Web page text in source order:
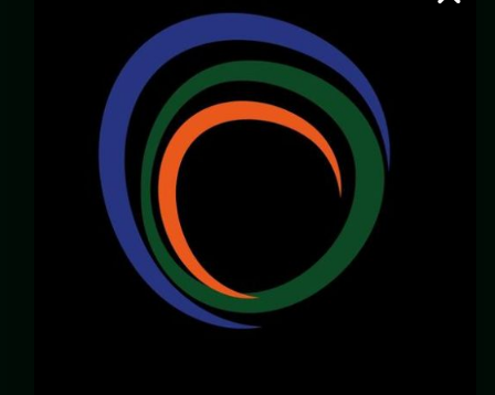
Email:servicioalcliente@pacificcenter.co
WhatsApp: 321 2609022
Calle 36N # 6A – 65
Zona Chipichape, Cali – Valle – Colombia
LOCALES DISPONIBLES
Chirly Gilaberth: